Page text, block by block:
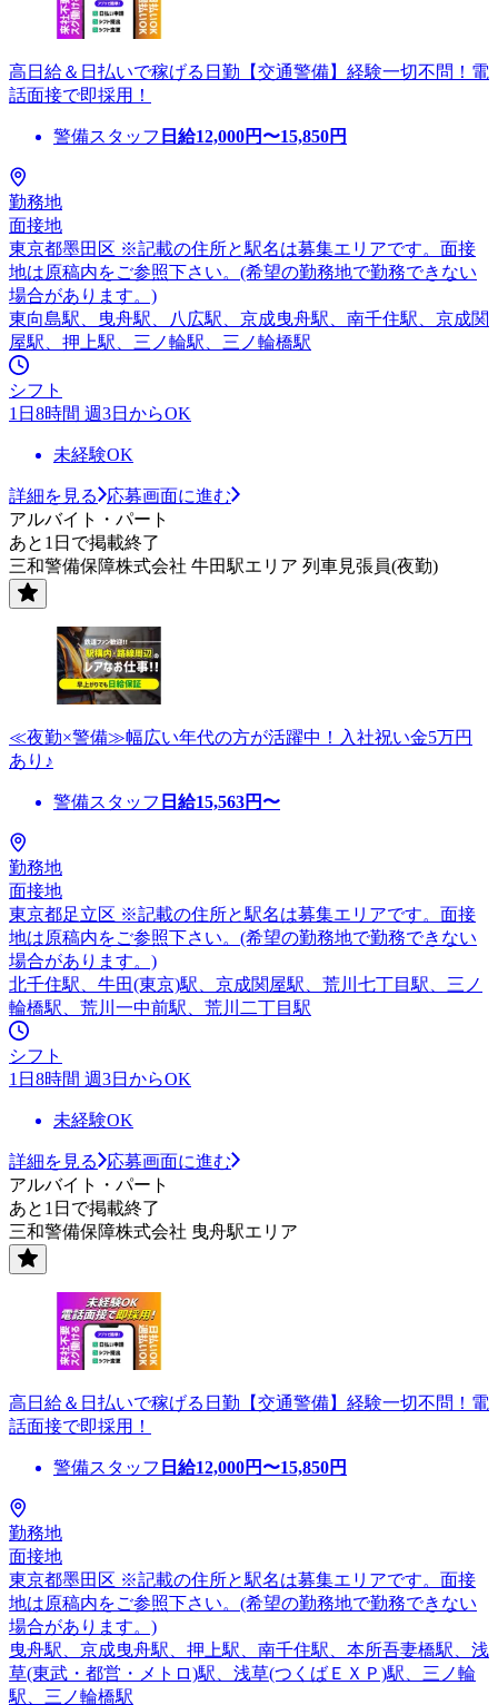
高日給＆日払いで稼げる日勤【交通警備】経験一切不問！電
話面接で即採用！
警備スタッフ 日給12,000円〜15,850円
勤務地
面接地
東京都墨田区 ※記載の住所と駅名は募集エリアです。面接
地は原稿内をご参照下さい。(希望の勤務地で勤務できない
場合があります。)
東向島駅、曳舟駅、八広駅、京成曳舟駅、南千住駅、京成関
屋駅、押上駅、三ノ輪駅、三ノ輪橋駅
シフト
1日8時間 週3日からOK
未経験OK
詳細を見る
応募画面に進む
アルバイト・パート
あと1日で掲載終了
三和警備保障株式会社 牛田駅エリア 列車見張員(夜勤)
≪夜勤×警備≫幅広い年代の方が活躍中！入社祝い金5万円
あり♪
警備スタッフ 日給15,563円〜
勤務地
面接地
東京都足立区 ※記載の住所と駅名は募集エリアです。面接
地は原稿内をご参照下さい。(希望の勤務地で勤務できない
場合があります。)
北千住駅、牛田(東京)駅、京成関屋駅、荒川七丁目駅、三ノ
輪橋駅、荒川一中前駅、荒川二丁目駅
シフト
1日8時間 週3日からOK
未経験OK
詳細を見る
応募画面に進む
アルバイト・パート
あと1日で掲載終了
三和警備保障株式会社 曳舟駅エリア
高日給＆日払いで稼げる日勤【交通警備】経験一切不問！電
話面接で即採用！
警備スタッフ 日給12,000円〜15,850円
勤務地
面接地
東京都墨田区 ※記載の住所と駅名は募集エリアです。面接
地は原稿内をご参照下さい。(希望の勤務地で勤務できない
場合があります。)
曳舟駅、京成曳舟駅、押上駅、南千住駅、本所吾妻橋駅、浅
草(東武・都営・メトロ)駅、浅草(つくばＥＸＰ)駅、三ノ輪
駅、三ノ輪橋駅